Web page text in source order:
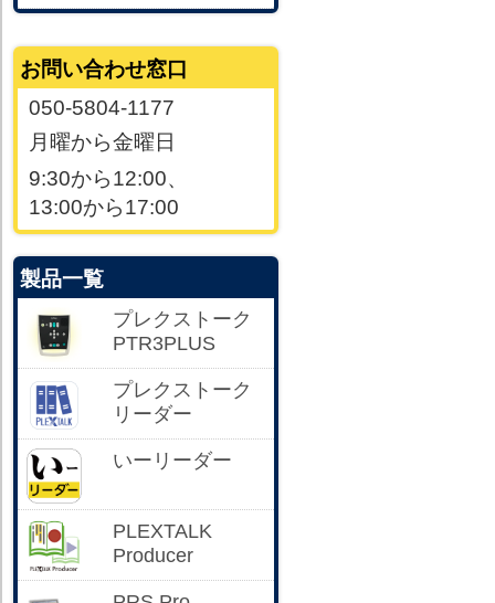
お問い合わせ窓口
050-5804-1177
月曜から金曜日
9:30から12:00、
13:00から17:00
製品一覧
プレクストーク
PTR3PLUS
プレクストーク
リーダー
いーリーダー
PLEXTALK
Producer